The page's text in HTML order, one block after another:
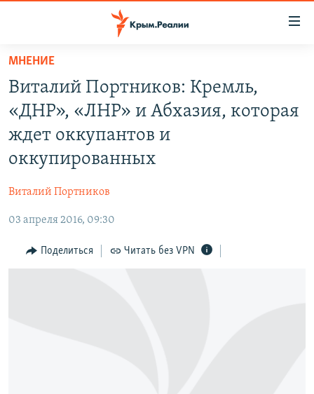
Вернуться
основному
содержанию
главной
ВернутсяИНТЕРАКТИВ
ИНФОГРАФИКА
ТЕЛЕПРОЕКТ КРЫМ.РЕАЛИИ
РАДІО СВОБОДА
КАК ОБОЙТИ БЛОКИРОВКУ
МНЕНИЕ
Виталий Портников: Кремль,
«ДНР», «ЛНР» и Абхазия, которая
ждет оккупантов и
оккупированных
Виталий Портников
03 апреля 2016, 09:30
Поделиться Читать без VPN